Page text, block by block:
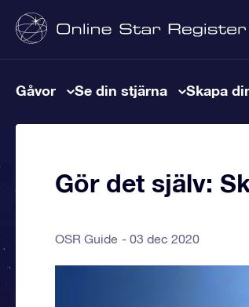
Gåvor Se din stjärna Skapa
Gör det själv:
OSR Guide 03 dec 2020